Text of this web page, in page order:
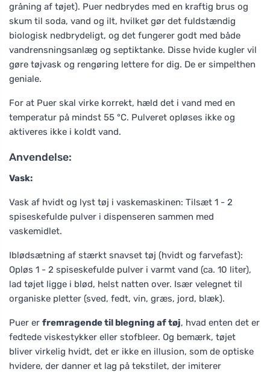
gråning af tøjet). Puer nedbrydes med en kraftig brus og
skum til soda, vand og ilt, hvilket gør det fuldstændig
biologisk nedbrydeligt, og det fungerer godt med både
vandrensningsanlæg og septiktanke. Disse hvide kugler vil
gøre tøjvask og rengøring lettere for dig. De er simpelthen
geniale.
For at Puer skal virke korrekt, hæld det i vand med en
temperatur på mindst 55 °C. Pulveret opløses ikke og
aktiveres ikke i koldt vand.
Anvendelse:
Vask:
Vask af hvidt og lyst tøj i vaskemaskinen: Tilsæt 1 - 2
spiseskefulde pulver i dispenseren sammen med
vaskemidlet.
Iblødsætning af stærkt snavset tøj (hvidt og farvefast):
Opløs 1 - 2 spiseskefulde pulver i varmt vand (ca. 10 liter),
lad tøjet ligge i blød, helst natten over. Især velegnet til
organiske pletter (sved, fedt, vin, græs, jord, blæk).
Puer er fremragende til blegning af tøj, hvad enten det er
fedtede viskestykker eller stofbleer. Og bemærk, tøjet
bliver virkelig hvidt, det er ikke en illusion, som de optiske
hvidere, der danner et lag på tekstilet, der imiterer